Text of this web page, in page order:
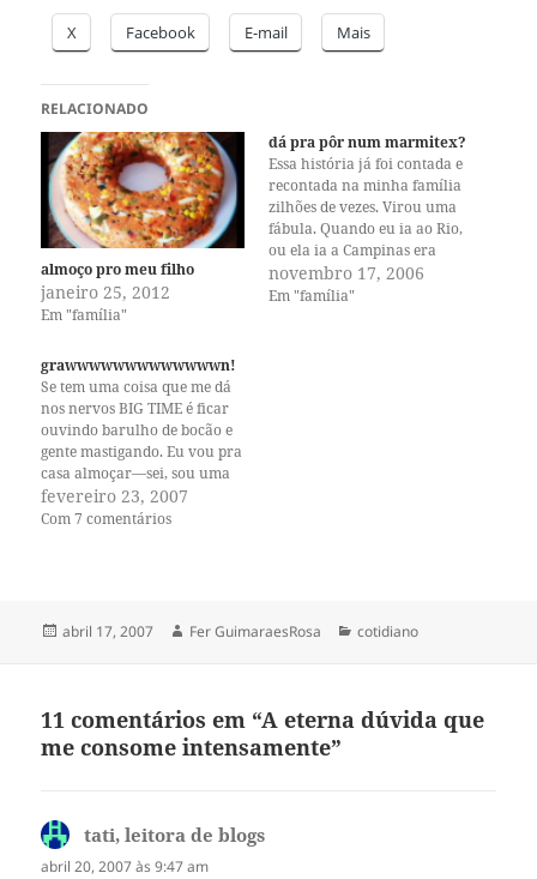
X Facebook E-mail Mais
RELACIONADO
almoço pro meu filho
janeiro 25, 2012
Em "família"
dá pra pôr num marmitex?
Essa história já foi contada e
recontada na minha família
zilhões de vezes. Virou uma
fábula. Quando eu ia ao Rio,
ou ela ia a Campinas era
comum passarmos as noites
em claro conversando. Como
novembro 17, 2006
Em "família"
grawwwwwwwwwwwwwn!
Se tem uma coisa que me dá
nos nervos BIG TIME é ficar
ouvindo barulho de bocão e
gente mastigando. Eu vou pra
casa almoçar—sei, sou uma
sortuda por morar a dez
minutos de bike do local onde
fevereiro 23, 2007
Com 7 comentários
Publicado
abril 17, 2007 Autor
Fer GuimaraesRosa Categorias
cotidiano
11 comentários em “A eterna dúvida que
me consome intensamente”
tati, leitora de blogs
abril 20, 2007 às 9:47 am